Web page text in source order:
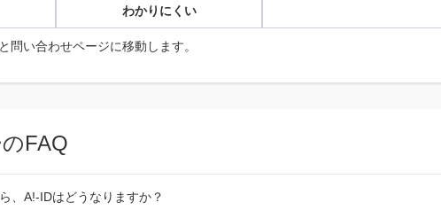
わかりにくい
問い合わせページに移動します。
FAQ
、A!-IDはどうなりますか？